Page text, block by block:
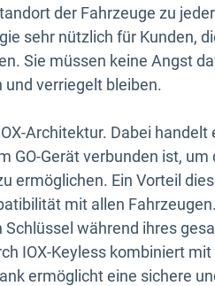
der Fahrzeuge zu
sehr nützlich für Kunden,
Sie müssen keine Angst
verriegelt bleiben.
Architektur. Dabei handelt
GO-Gerät verbunden ist, um
ermöglichen. Ein Vorteil
mit allen
während ihres
IOX-Keyless kombiniert
ermöglicht eine sichere